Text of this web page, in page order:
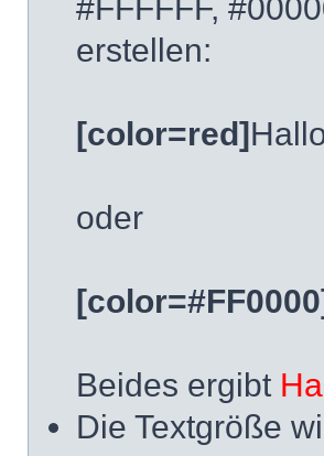
#FFFFFF,
erstellen:
[color=red]
oder
Beides ergibt
Die Textgröße